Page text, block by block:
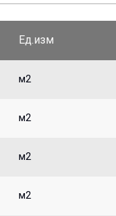
Ед.изм
м2
м2
м2
м2